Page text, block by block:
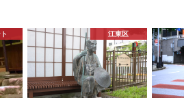
江東区